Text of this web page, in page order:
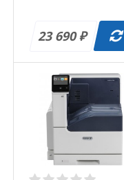
23 690₽